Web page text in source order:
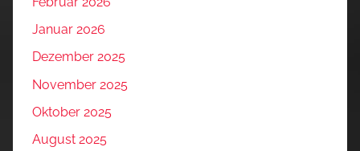
Januar 2026
Dezember 2025
November 2025
Oktober 2025
August 2025